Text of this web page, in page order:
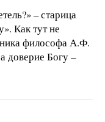
– старица
Как тут не
философа А.Ф.
доверие Богу –